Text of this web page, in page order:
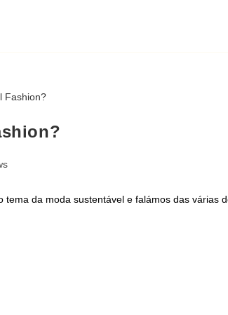
da moda sustentável e falámos das várias